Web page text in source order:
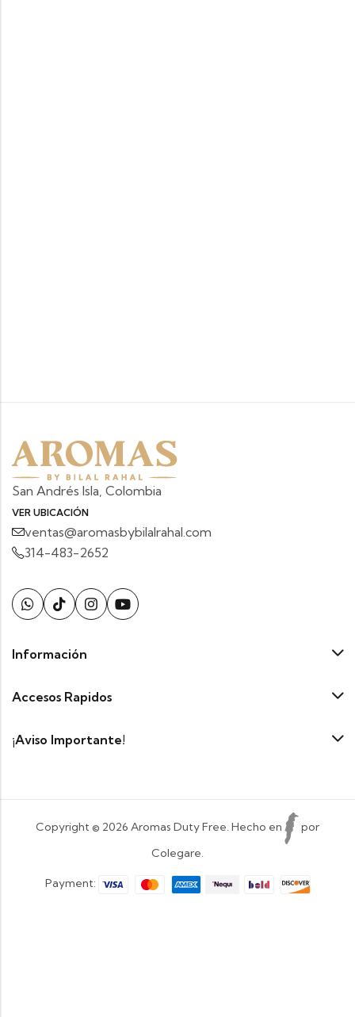
San Andrés Isla, Colombia
VER UBICACIÓN
ventas@aromasbybilalrahal.com
314-483-2652
Información
Accesos Rapidos
¡Aviso Importante!
Copyright © 2026 Aromas Duty Free. Hecho en
por
Colegare.
Payment: